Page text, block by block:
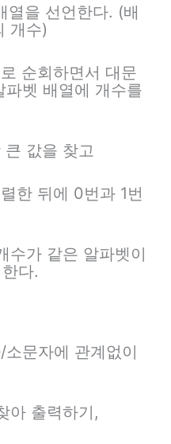
열을 선언한다. (배
개수)
순회하면서 대문
벳 배열에 개수를
큰 값을 찾고
한 뒤에 0번과 1번
수가 같은 알파벳이
다.
문자에 관계없이
아 출력하기,